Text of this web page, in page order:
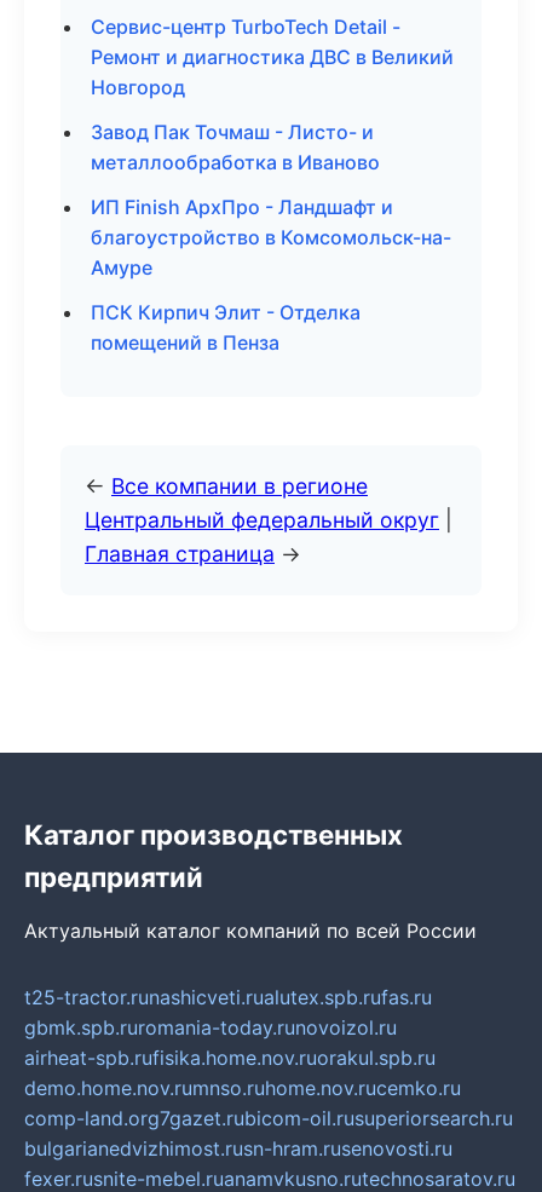
Сервис-центр TurboTech Detail -
Ремонт и диагностика ДВС в Великий
Новгород
Завод Пак Точмаш - Листо- и
металлообработка в Иваново
ИП Finish АрхПро - Ландшафт и
благоустройство в Комсомольск-на-
Амуре
ПСК Кирпич Элит - Отделка
помещений в Пенза
← Все компании в регионе
Центральный федеральный округ
Главная страница →
Каталог производственных
предприятий
Актуальный каталог компаний по всей России
t25-tractor.runashicveti.rualutex.spb.rufas.ru
gbmk.spb.ruromania-today.runovoizol.ru
airheat-spb.rufisika.home.nov.ruorakul.spb.ru
demo.home.nov.rumnso.ruhome.nov.rucemko.ru
comp-land.org7gazet.rubicom-oil.rusuperiorsearch.ru
bulgarianedvizhimost.rusn-hram.rusenovosti.ru
fexer.rusnite-mebel.ruanamvkusno.rutechnosaratov.ru